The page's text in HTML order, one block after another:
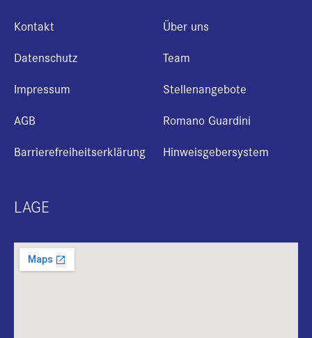
Kontakt
Datenschutz
Impressum
AGB
Barrierefreiheitserklärung
Über uns
Team
Stellenangebote
Romano Guardini
Hinweisgebersystem
LAGE